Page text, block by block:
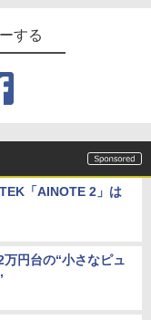
する
「AINOTE 2」は
円台の“小さなピュ